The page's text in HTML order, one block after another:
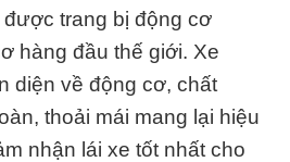
trang bị động cơ
hàng đầu thế giới. Xe
diện về động cơ, chất
thoải mái mang lại hiệu
nhận lái xe tốt nhất cho